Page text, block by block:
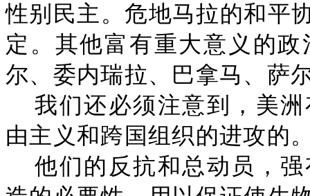
性别民主。危地马拉的和平
定。其他富有重大意义的
尔、委内瑞拉、巴拿马、萨
我们还必须注意到，美
由主义和跨国组织的进攻的
他们的反抗和总动员，